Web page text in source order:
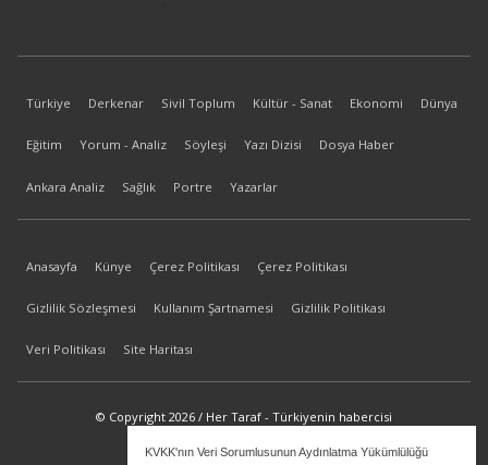
KVKK'nın Veri Sorumlusunun Aydınlatma Yükümlülüğü
Türkiye Derkenar Sivil Toplum Kültür - Sanat Ekonomi Dünya
Eğitim Yorum - Analiz Söyleşi Yazı Dizisi Dosya Haber
Ankara Analiz Sağlık Portre Yazarlar
Anasayfa Künye Çerez Politikası Çerez Politikası
Gizlilik Sözleşmesi Kullanım Şartnamesi Gizlilik Politikası
Veri Politikası Site Haritası
© Copyright 2026 / Her Taraf - Türkiyenin habercisi
bilgi@hertaraf.com